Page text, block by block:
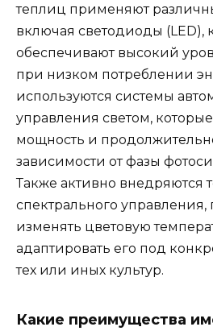
теплиц применяют
включая светодиоды (LED),
обеспечивают высокий
при низком потреблении
используются системы
управления светом,
мощность и
зависимости от фазы
Также активно внедряются
спектрального
изменять цветовую
адаптировать его под
тех или иных культур.
Какие преимущества